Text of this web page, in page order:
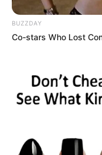
BUZZDAY
Co-stars Who Lost